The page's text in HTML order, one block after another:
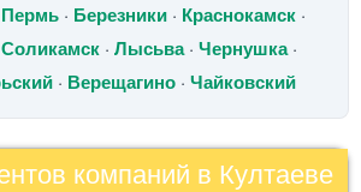
Пермь · Березники · Краснокамск ·
Соликамск · Лысьва· Чернушка·
· Верещагино · Чайковский
компаний в Култаеве